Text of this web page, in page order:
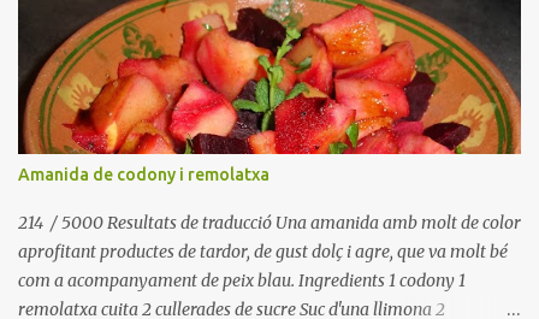
igual de bé; pela de taronja ratllada i / o aigua de flor de taronger,
vainilla, llimona, potser llavors d'anís, etc., IIngredients 125 g de
sucre glas 150 g d'oli suau (gira-sol, cacauet, etc.) 1 cullerada
d'aigua de roses Llavors de 4 beines de cardamom verd, en pols.
250 g de farina de cigrons torrats llavors de sèsam Preparació
Barrejar el sucre i l'oli, barrejar molt bé fins que estigui molt suau.
Una batedora de mà pot ajudar-nos a accelerar el procés. Afegir
l'aigua de roses, cardamom i la far...
Amanida de codony i remolatxa
214 / 5000 Resultats de traducció Una amanida amb molt de color
aprofitant productes de tardor, de gust dolç i agre, que va molt bé
com a acompanyament de peix blau. Ingredients 1 codony 1
remolatxa cuita 2 cullerades de sucre Suc d'una llimona 2